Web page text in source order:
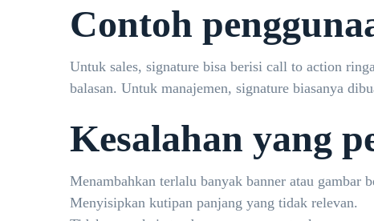
Contoh
Untuk sales, signature bisa berisi call to action
balasan. Untuk manajemen, signature biasanya
Kesalahan yang
Menambahkan terlalu banyak banner atau gambar
Menyisipkan kutipan panjang yang tidak relevan.